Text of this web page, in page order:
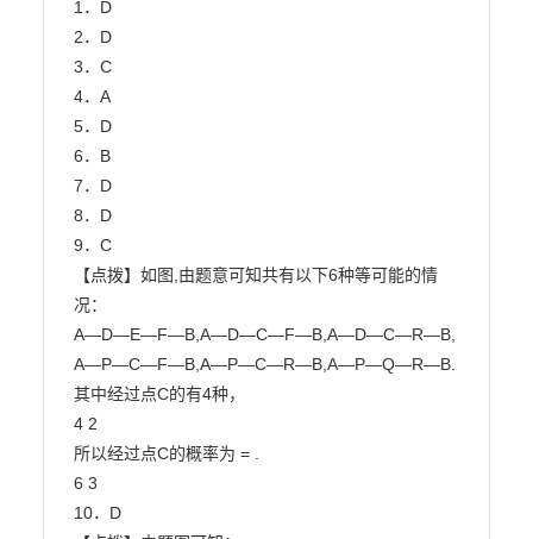
1．D
2．D
3．C
4．A
5．D
6．B
7．D
8．D
9．C
【点拨】如图,由题意可知共有以下6种等可能的情
况：
A—D—E—F—B,A—D—C—F—B,A—D—C—R—B,
A—P—C—F—B,A—P—C—R—B,A—P—Q—R—B.
其中经过点C的有4种，
4 2
所以经过点C的概率为 = .
6 3
10．D